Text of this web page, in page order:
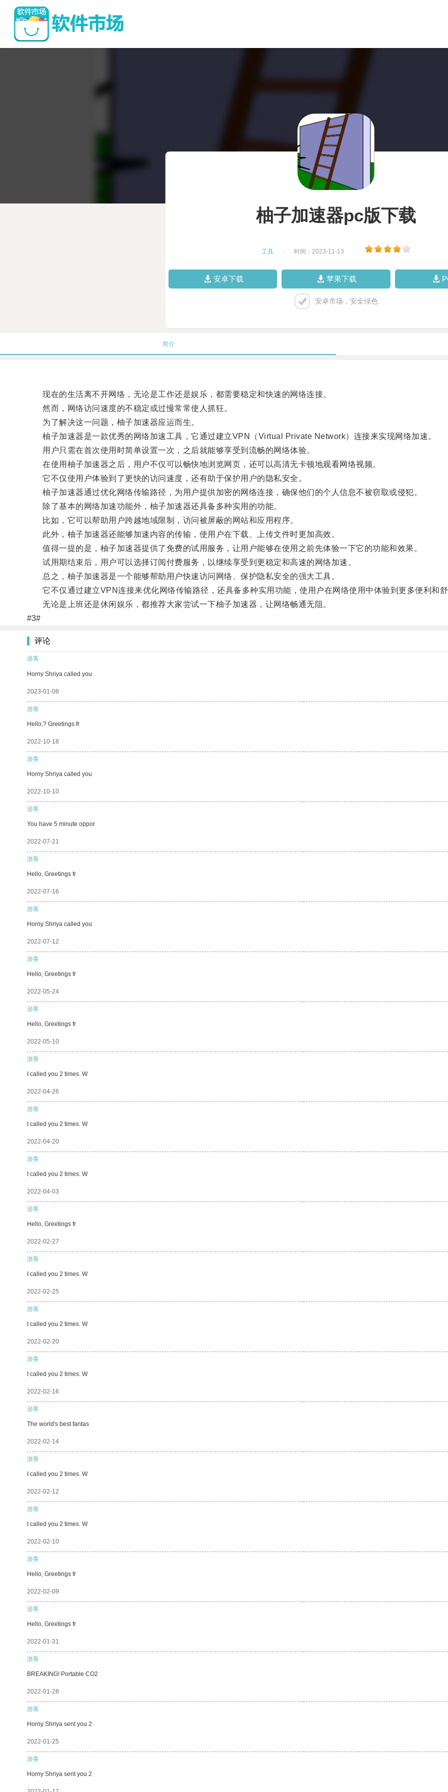
柚子加速器pc版下载
工具 时间：2023-11-13
安卓下载 苹果下载
安卓市场，安全绿色
简介
现在的生活离不开网络，无论是工作还是娱乐，都需要稳定和快速的网络连接。
然而，网络访问速度的不稳定或过慢常常使人抓狂。
为了解决这一问题，柚子加速器应运而生。
柚子加速器是一款优秀的网络加速工具，它通过建立VPN（Virtual Private Network）连接来实现网络加速。
用户只需在首次使用时简单设置一次，之后就能够享受到流畅的网络体验。
在使用柚子加速器之后，用户不仅可以畅快地浏览网页，还可以高清无卡顿地观看网络视频。
它不仅使用户体验到了更快的访问速度，还有助于保护用户的隐私安全。
柚子加速器通过优化网络传输路径，为用户提供加密的网络连接，确保他们的个人信息不被窃取或侵犯。
除了基本的网络加速功能外，柚子加速器还具备多种实用的功能。
比如，它可以帮助用户跨越地域限制，访问被屏蔽的网站和应用程序。
此外，柚子加速器还能够加速内容的传输，使用户在下载、上传文件时更加高效。
值得一提的是，柚子加速器提供了免费的试用服务，让用户能够在使用之前先体验一下它的功能和效果。
试用期结束后，用户可以选择订阅付费服务，以继续享受到更稳定和高速的网络加速。
总之，柚子加速器是一个能够帮助用户快速访问网络、保护隐私安全的强大工具。
它不仅通过建立VPN连接来优化网络传输路径，还具备多种实用功能，使用户在网络使用中体验到更多便利和
无论是上班还是休闲娱乐，都推荐大家尝试一下柚子加速器，让网络畅通无阻。
#3#
评论
游客
Horny Shriya called you
2023-01-08
游客
Hello,? Greetings fr
2022-10-18
游客
Horny Shriya called you
2022-10-10
游客
You have 5 minute oppor
2022-07-21
游客
Hello, Greetings fr
2022-07-16
游客
Horny Shriya called you
2022-07-12
游客
Hello, Greetings fr
2022-05-24
游客
Hello, Greetings fr
2022-05-10
游客
I called you 2 times. W
2022-04-26
游客
I called you 2 times. W
2022-04-20
游客
I called you 2 times. W
2022-04-03
游客
Hello, Greetings fr
2022-02-27
游客
I called you 2 times. W
2022-02-25
游客
I called you 2 times. W
2022-02-20
游客
I called you 2 times. W
2022-02-16
游客
The world's best fantas
2022-02-14
游客
I called you 2 times. W
2022-02-12
游客
I called you 2 times. W
2022-02-10
游客
Hello, Greetings fr
2022-02-09
游客
Hello, Greetings fr
2022-01-31
游客
BREAKING! Portable CO2
2022-01-28
游客
Horny Shriya sent you 2
2022-01-25
游客
Horny Shriya sent you 2